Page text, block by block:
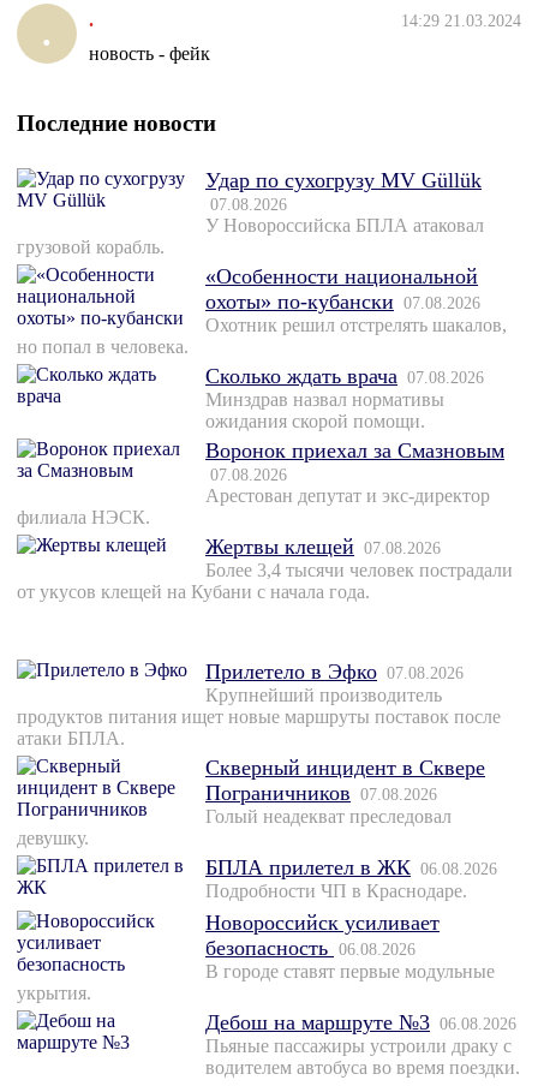
. . 14:29 21.03.2024
новость - фейк
Последние новости
Удар по сухогрузу MV Güllük
07.08.2026
У Новороссийска БПЛА атаковал
грузовой корабль.
«Особенности национальной
охоты» по-кубански 07.08.2026
Охотник решил отстрелять шакалов,
но попал в человека.
Сколько ждать врача 07.08.2026
Минздрав назвал нормативы
ожидания скорой помощи.
Воронок приехал за Смазновым
07.08.2026
Арестован депутат и экс-директор
филиала НЭСК.
Жертвы клещей 07.08.2026
Более 3,4 тысячи человек пострадали
от укусов клещей на Кубани с начала года.
Прилетело в Эфко 07.08.2026
Крупнейший производитель
продуктов питания ищет новые маршруты поставок после
атаки БПЛА.
Скверный инцидент в Сквере
Пограничников 07.08.2026
Голый неадекват преследовал
девушку.
БПЛА прилетел в ЖК 06.08.2026
Подробности ЧП в Краснодаре.
Новороссийск усиливает
безопасность 06.08.2026
В городе ставят первые модульные
укрытия.
Дебош на маршруте №3 06.08.2026
Пьяные пассажиры устроили драку с
водителем автобуса во время поездки.